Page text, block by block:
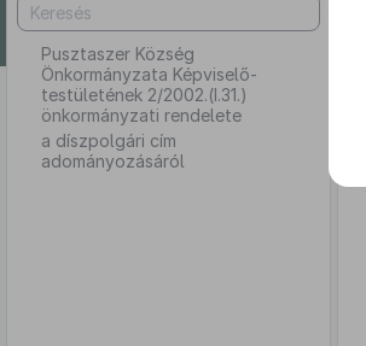
Pusztaszer Község
Önkormányzata Képviselő-
testületének 2/2002.(I.31.)
önkormányzati rendelete
a díszpolgári cím
adományozásáról